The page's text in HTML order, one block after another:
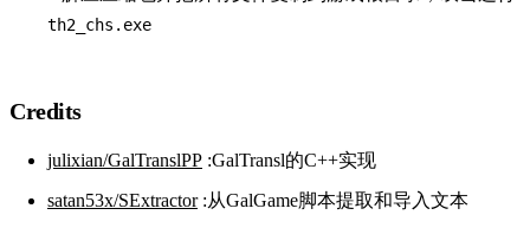
th2_chs.exe
Credits
julixian/GalTranslPP :GalTransl的C++实现
satan53x/SExtractor:从GalGame脚本提取和导入文本